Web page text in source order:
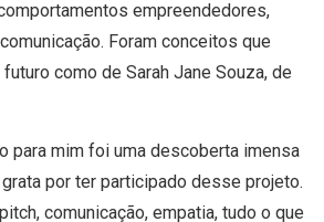
empreendedores,
Foram conceitos que
como de Sarah Jane Souza, de
para mim foi uma descoberta imensa
por ter participado desse projeto.
comunicação, empatia, tudo o que